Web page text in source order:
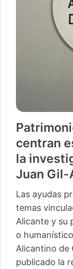
centran
la
Juan
Las ayudas
temas
Alicante y su
o
Alicantino de
publicado la